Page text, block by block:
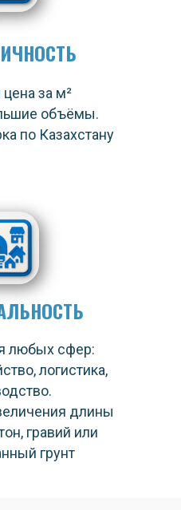
за м²
объёмы.
по Казахстану
любых сфер:
логистика,
длины
гравий или
грунт